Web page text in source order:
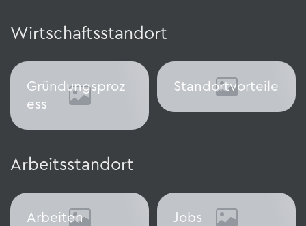
Wirtschaftsstandort
Gründungsproz
ess
Standortvorteile
Arbeitsstandort
Arbeiten Jobs